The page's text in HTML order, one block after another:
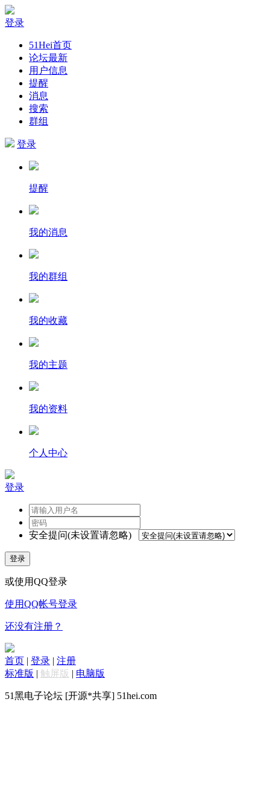
登录
51Hei首页
论坛最新
用户信息
提醒
消息
搜索
群组
登录
提醒
我的消息
我的群组
我的收藏
我的主题
我的资料
个人中心
登录
安全提问(未设置请忽略)
登录
或使用QQ登录
使用QQ帐号登录
还没有注册？
首页 | 登录 | 注册
标准版 | 触屏版 | 电脑版
51黑电子论坛 [开源*共享] 51hei.com